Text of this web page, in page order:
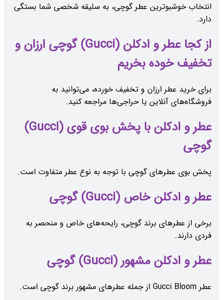
انتخاب خوشبوترین عطر گوچی، به سلیقه شخصی شما بستگی
دارد.
از کجا عطر و ادکلن (Gucci) گوچی ارزان و
تخفیف خوده بخریم
برای خرید عطر ارزان و تخفیف خورده، می‌توانید به
فروشگاه‌های آنلاین یا حراجی‌ها مراجعه کنید.
عطر و ادکلن با پخش بوی قوی (Gucci)
گوچی
پخش بوی عطرهای گوچی با توجه به نوع عطر متفاوت است.
عطر و ادکلن خاص (Gucci) گوچی
برخی از عطرهای برند گوچی، رایحه‌های خاص و منحصر به
فردی دارند.
عطر و ادکلن مشهور (Gucci) گوچی
عطر Gucci Bloom از جمله عطرهای مشهور برند گوچی است.